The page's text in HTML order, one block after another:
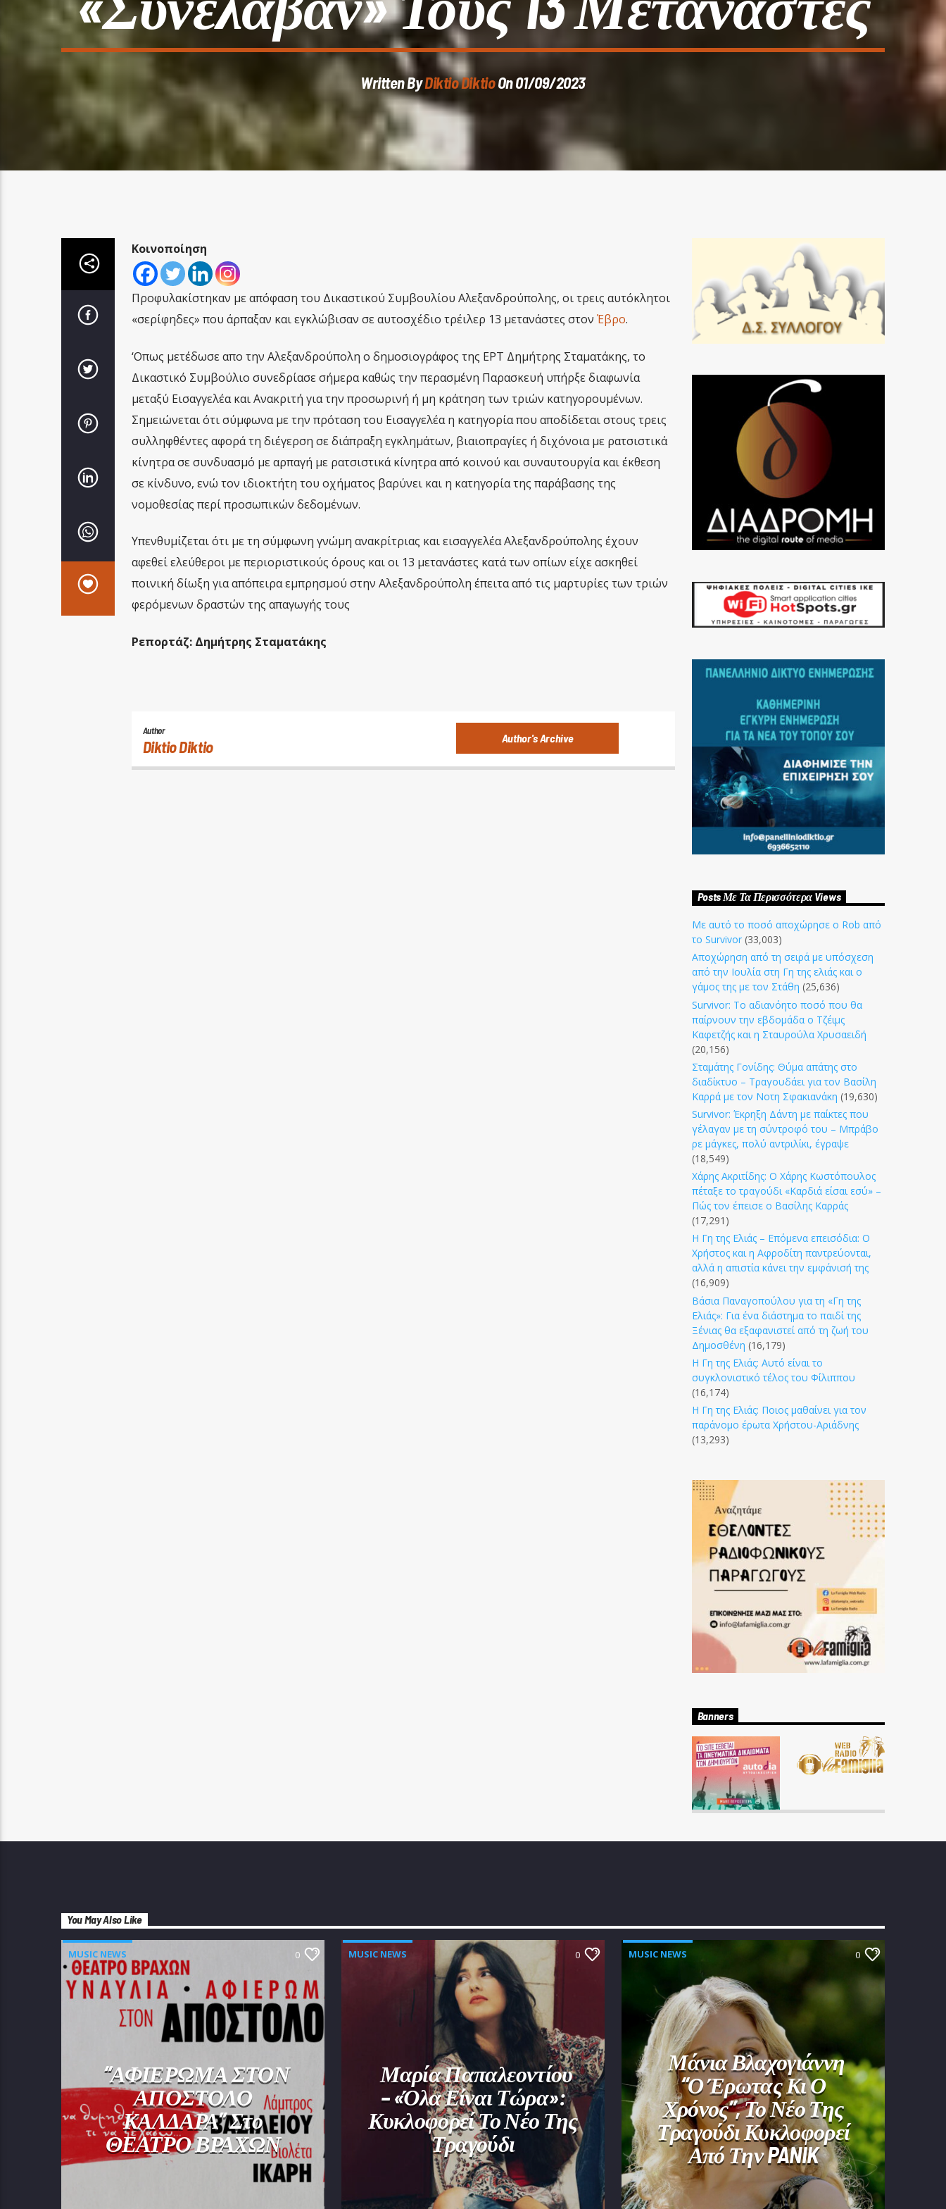
Written ByDiktio DiktioOn 01/09/2023
Κοινοποίηση
Προφυλακίστηκαν με απόφαση του Δικαστικού Συμβουλίου Αλεξανδρούπολης, οι τρεις αυτόκλητοι
«σερίφηδες» που άρπαξαν και εγκλώβισαν σε αυτοσχέδιο τρέιλερ 13 μετανάστες στον Έβρο.
‘Οπως μετέδωσε απο την Αλεξανδρούπολη ο δημοσιογράφος της ΕΡΤ Δημήτρης Σταματάκης, το
Δικαστικό Συμβούλιο συνεδρίασε σήμερα καθώς την περασμένη Παρασκευή υπήρξε διαφωνία
μεταξύ Εισαγγελέα και Ανακριτή για την προσωρινή ή μη κράτηση των τριών κατηγορουμένων.
Σημειώνεται ότι σύμφωνα με την πρόταση του Εισαγγελέα η κατηγορία που αποδίδεται στους τρεις
συλληφθέντες αφορά τη διέγερση σε διάπραξη εγκλημάτων, βιαιοπραγίες ή διχόνοια με ρατσιστικά
κίνητρα σε συνδυασμό με αρπαγή με ρατσιστικά κίνητρα από κοινού και συναυτουργία και έκθεση
σε κίνδυνο, ενώ τον ιδιοκτήτη του οχήματος βαρύνει και η κατηγορία της παράβασης της
νομοθεσίας περί προσωπικών δεδομένων.
Υπενθυμίζεται ότι με τη σύμφωνη γνώμη ανακρίτριας και εισαγγελέα Αλεξανδρούπολης έχουν
αφεθεί ελεύθεροι με περιοριστικούς όρους και οι 13 μετανάστες κατά των οπίων είχε ασκηθεί
ποινική δίωξη για απόπειρα εμπρησμού στην Αλεξανδρούπολη έπειτα από τις μαρτυρίες των τριών
φερόμενων δραστών της απαγωγής τους
Ρεπορτάζ: Δημήτρης Σταματάκης
Author
Diktio Diktio Author's Archive
Posts Με Τα Περισσότερα Views
Με αυτό το ποσό αποχώρησε ο Rob από
το Survivor (33,003)
Αποχώρηση από τη σειρά με υπόσχεση
από την Ιουλία στη Γη της ελιάς και ο
γάμος της με τον Στάθη (25,636)
Survivor: Το αδιανόητο ποσό που θα
παίρνουν την εβδομάδα ο Τζέιμς
Καφετζής και η Σταυρούλα Χρυσαειδή
(20,156)
Σταμάτης Γονίδης: Θύμα απάτης στο
διαδίκτυο – Τραγουδάει για τον Βασίλη
Καρρά με τον Νοτη Σφακιανάκη (19,630)
Survivor: Έκρηξη Δάντη με παίκτες που
γέλαγαν με τη σύντροφό του – Μπράβο
ρε μάγκες, πολύ αντριλίκι, έγραψε
(18,549)
Χάρης Ακριτίδης: Ο Χάρης Κωστόπουλος
πέταξε το τραγούδι «Καρδιά είσαι εσύ» –
Πώς τον έπεισε ο Βασίλης Καρράς
(17,291)
Η Γη της Ελιάς – Επόμενα επεισόδια: Ο
Χρήστος και η Αφροδίτη παντρεύονται,
αλλά η απιστία κάνει την εμφάνισή της
(16,909)
Βάσια Παναγοπούλου για τη «Γη της
Ελιάς»: Για ένα διάστημα το παιδί της
Ξένιας θα εξαφανιστεί από τη ζωή του
Δημοσθένη (16,179)
Η Γη της Ελιάς: Αυτό είναι το
συγκλονιστικό τέλος του Φίλιππου
(16,174)
Η Γη της Ελιάς: Ποιος μαθαίνει για τον
παράνομο έρωτα Χρήστου-Αριάδνης
(13,293)
Banners
You May Also Like
MUSIC NEWS 0
“ΑΦΙΕΡΩΜΑ ΣΤΟΝ
ΑΠΟΣΤΟΛΟ
ΚΑΛΔΑΡΑ” Στο
ΘΕΑΤΡΟ ΒΡΑΧΩΝ
MUSIC NEWS 0
Μαρία Παπαλεοντίου
– «Όλα Είναι Τώρα»:
Κυκλοφορεί Το Νέο Της
Τραγούδι
MUSIC NEWS 0
Μάνια Βλαχογιάννη
“Ο Έρωτας Κι Ο
Χρόνος”, Το Νέο Της
Τραγούδι Κυκλοφορεί
Από Την PANIK